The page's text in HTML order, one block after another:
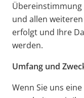
und allen
erfolgt und Ihre
werden.
Umfang und
Wenn Sie uns